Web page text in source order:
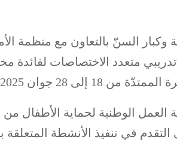
وكبار السنّ بالتعاون مع منظمة
متعدد الاختصاصات لفائدة
إلى 28 جوان 2025.
العمل الوطنية لحماية الأطفال
2028، وعملا على التقدم في تنفيذ الأنشطة